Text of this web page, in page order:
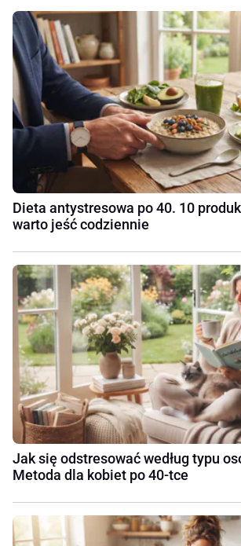
Dieta antystresowa po 40. 10
warto jeść codziennie
Jak się odstresować według typu
Metoda dla kobiet po 40-tce